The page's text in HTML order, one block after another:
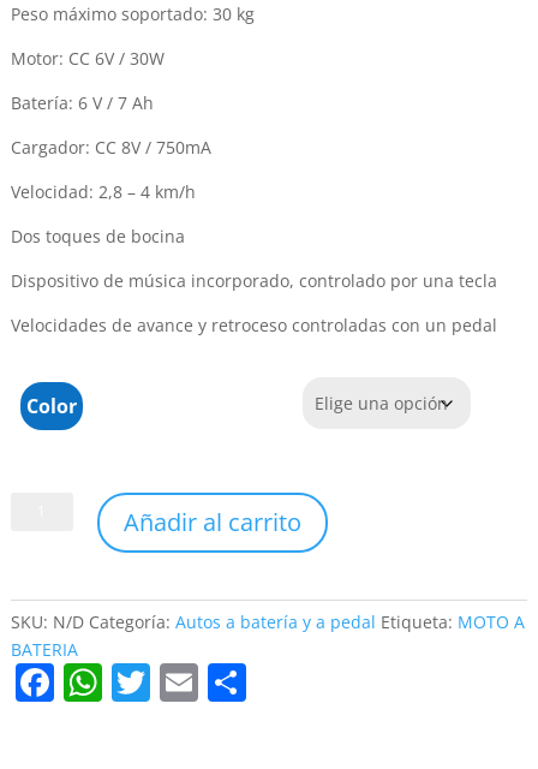
Peso máximo soportado: 30 kg
Motor: CC 6V / 30W
Batería: 6 V / 7 Ah
Cargador: CC 8V / 750mA
Velocidad: 2,8 – 4 km/h
Dos toques de bocina
Dispositivo de música incorporado, controlado por una tecla
Velocidades de avance y retroceso controladas con un pedal
Color
6
VOLT,
CAPACIDAD
30
Añadir al carrito
SKU: N/D Categoría: Autos a batería y a pedal Etiqueta: MOTO A
BATERIA
F W T E C